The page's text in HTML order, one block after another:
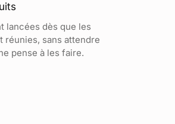
lancées dès que les
réunies, sans attendre
pense à les faire.